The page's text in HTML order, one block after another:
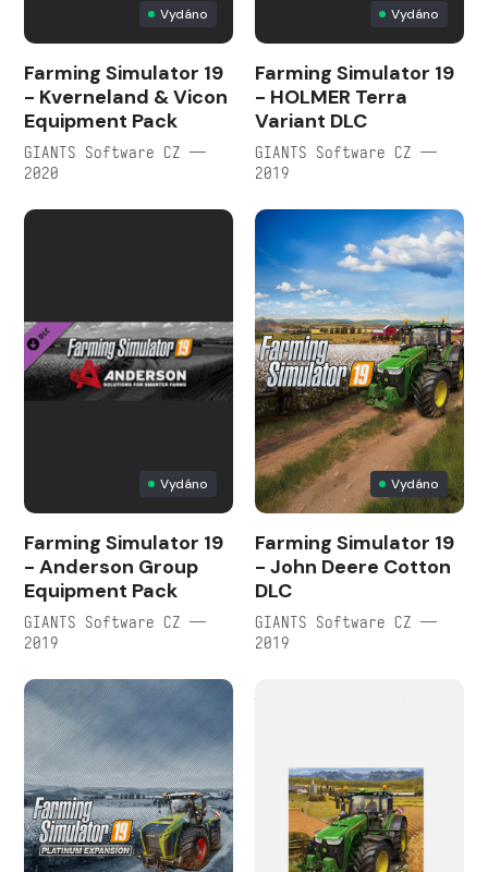
Vydáno
Farming Simulator 19
- Kverneland & Vicon
Equipment Pack
GIANTS Software CZ —
2020
Vydáno
Farming Simulator 19
- HOLMER Terra
Variant DLC
GIANTS Software CZ —
2019
Vydáno
Farming Simulator 19
- Anderson Group
Equipment Pack
GIANTS Software CZ —
2019
Vydáno
Farming Simulator 19
- John Deere Cotton
DLC
GIANTS Software CZ —
2019